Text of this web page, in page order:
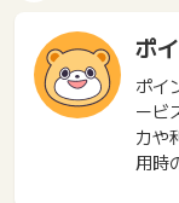
ポ
ポイ
ービ
力や
用時